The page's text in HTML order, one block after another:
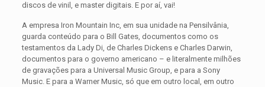
discos de vinil, e master digitais. E por aí, vai!
A empresa Iron Mountain Inc, em sua unidade na Pensilvânia,
guarda conteúdo para o Bill Gates, documentos como os
testamentos da Lady Di, de Charles Dickens e Charles Darwin,
documentos para o governo americano – e literalmente milhões
de gravações para a Universal Music Group, e para a Sony
Music. E para a Warner Music, só que em outro local, em outro